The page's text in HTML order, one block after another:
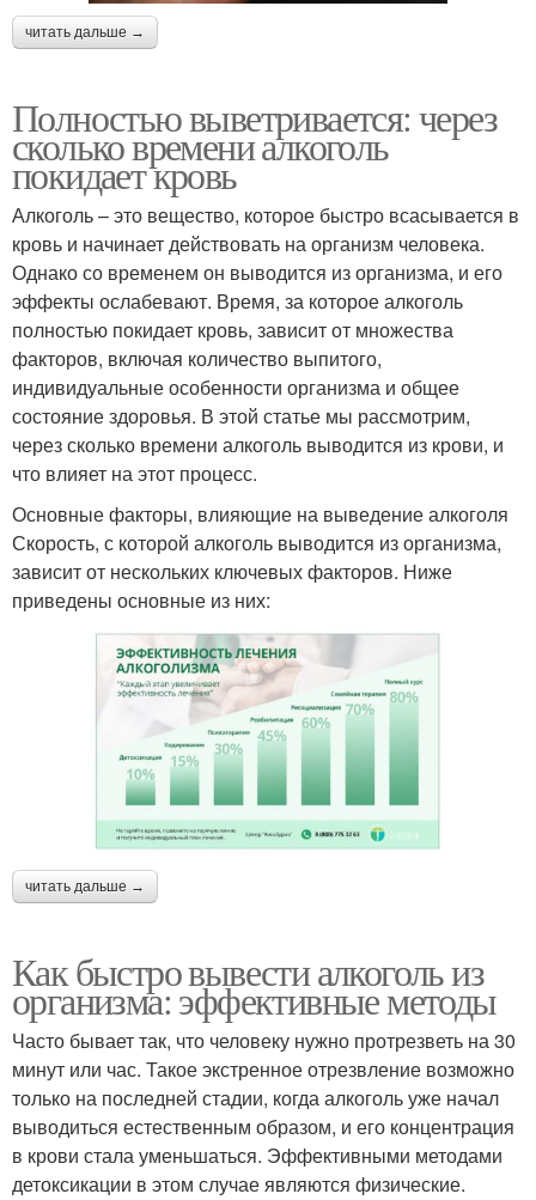
читать дальше →
Полностью выветривается: через
сколько времени алкоголь
покидает кровь
Алкоголь – это вещество, которое быстро всасывается в
кровь и начинает действовать на организм человека.
Однако со временем он выводится из организма, и его
эффекты ослабевают. Время, за которое алкоголь
полностью покидает кровь, зависит от множества
факторов, включая количество выпитого,
индивидуальные особенности организма и общее
состояние здоровья. В этой статье мы рассмотрим,
через сколько времени алкоголь выводится из крови, и
что влияет на этот процесс.
Основные факторы, влияющие на выведение алкоголя
Скорость, с которой алкоголь выводится из организма,
зависит от нескольких ключевых факторов. Ниже
приведены основные из них:
читать дальше →
Как быстро вывести алкоголь из
организма: эффективные методы
Часто бывает так, что человеку нужно протрезветь на 30
минут или час. Такое экстренное отрезвление возможно
только на последней стадии, когда алкоголь уже начал
выводиться естественным образом, и его концентрация
в крови стала уменьшаться. Эффективными методами
детоксикации в этом случае являются физические.